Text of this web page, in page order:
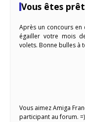
Vous êtes
Après un concours
égailler votre mois
volets. Bonne bulles à
Vous aimez Amiga
participant au forum. =)